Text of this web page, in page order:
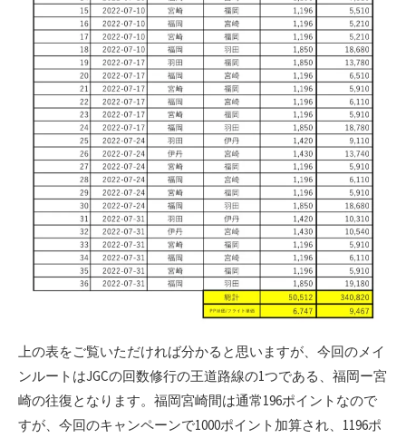
上の表をご覧いただければ分かると思いますが、今回のメイ
ンルートはJGCの回数修行の王道路線の1つである、福岡ー宮
崎の往復となります。福岡宮崎間は通常196ポイントなので
すが、今回のキャンペーンで1000ポイント加算され、1196ポ